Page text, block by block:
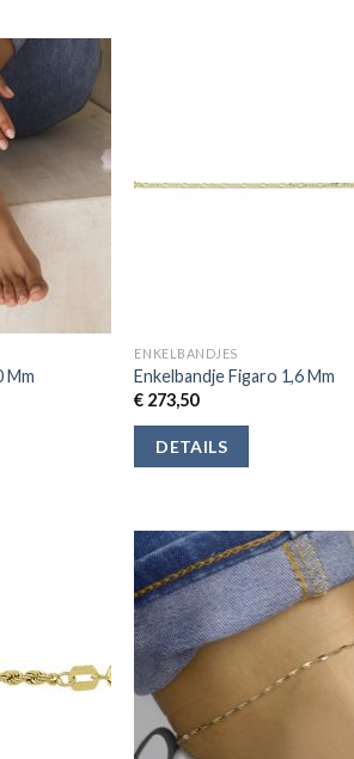
Mm
ENKELBANDJES
Enkelbandje Figaro 1,6 Mm
€ 273,50
DETAILS